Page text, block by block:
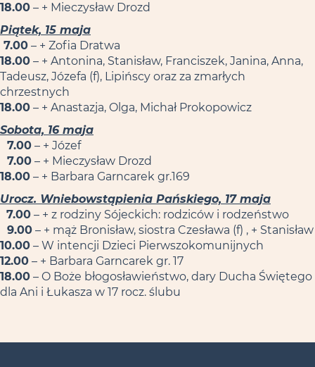
18.00 – + Mieczysław Drozd
Piątek, 15 maja
7.00 – + Zofia Dratwa
18.00 – + Antonina, Stanisław, Franciszek, Janina, Anna,
Tadeusz, Józefa (f), Lipińscy oraz za zmarłych
chrzestnych
18.00 – + Anastazja, Olga, Michał Prokopowicz
Sobota, 16 maja
7.00 – + Józef
7.00 – + Mieczysław Drozd
18.00 – + Barbara Garncarek gr.169
Urocz. Wniebowstąpienia Pańskiego, 17 maja
7.00 – + z rodziny Sójeckich: rodziców i rodzeństwo
9.00 – + mąż Bronisław, siostra Czesława (f) , + Stanisław
10.00 – W intencji Dzieci Pierwszokomunijnych
12.00 – + Barbara Garncarek gr. 17
18.00 – O Boże błogosławieństwo, dary Ducha Świętego
dla Ani i Łukasza w 17 rocz. ślubu